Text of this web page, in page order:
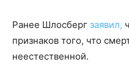
Ранее Шлосберг заявил,
признаков того, что
неестественной.